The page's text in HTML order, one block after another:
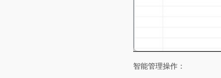
‌智能管理操作‌：